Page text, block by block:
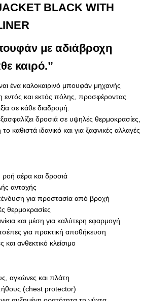
BLACK WITH
με αδιάβροχη
καιρό.”
ένα καλοκαιρινό μπουφάν μηχανής
εντός και εκτός πόλης, προσφέροντας
σε κάθε διαδρομή.
δροσιά σε υψηλές θερμοκρασίες,
καθιστά ιδανικό και για ξαφνικές αλλαγές
ροή αέρα και δροσιά
αντοχής
για προστασία από βροχή
θερμοκρασίες
και μέση για καλύτερη εφαρμογή
για πρακτική αποθήκευση
και ανθεκτικό κλείσιμο
αγκώνες και πλάτη
(chest protector)